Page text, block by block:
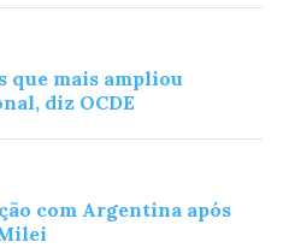
que mais ampliou
diz OCDE
com Argentina após